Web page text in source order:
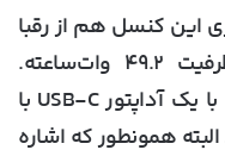
این کنسل هم از رقبا
بزرگتره و دارای دو سلول با ظرفیت ۴۹.۲ وات‌ساعته.
همچنین از شارژ سریع فوق‌العاده با یک آداپتور USB-C با
البته همونطور که اشاره